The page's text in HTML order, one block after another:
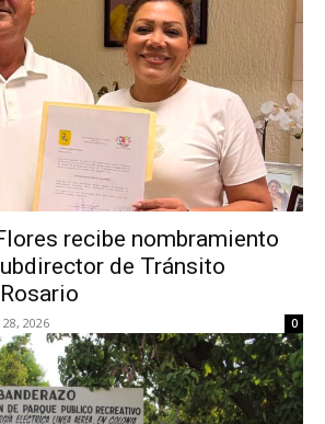
recibe nombramiento
de Tránsito
2026 0